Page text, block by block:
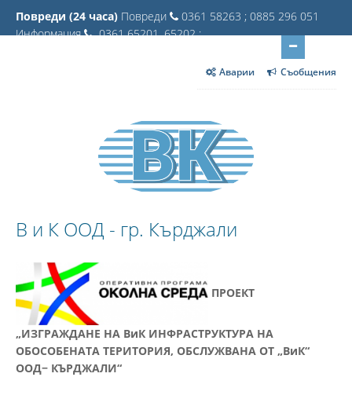
Повреди (24 часа) Повреди
0361 58263 ; 0885 296 051
Информация
0361 65201, 65202 ;
Аварии Съобщения
В и К ООД - гр. Кърджали
ПРОЕКТ
„ИЗГРАЖДАНЕ НА ВиК ИНФРАСТРУКТУРА НА
ОБОСОБЕНАТА ТЕРИТОРИЯ, ОБСЛУЖВАНА ОТ „ВиК“
ООД− КЪРДЖАЛИ“